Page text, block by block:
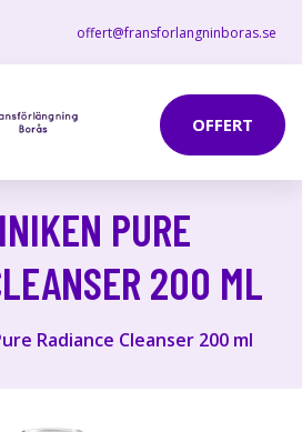
offert@fransforlangninboras.se
OFFERT
PURE
200 ML
Radiance Cleanser 200 ml